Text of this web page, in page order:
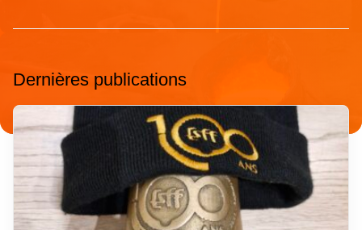
Dernières publications